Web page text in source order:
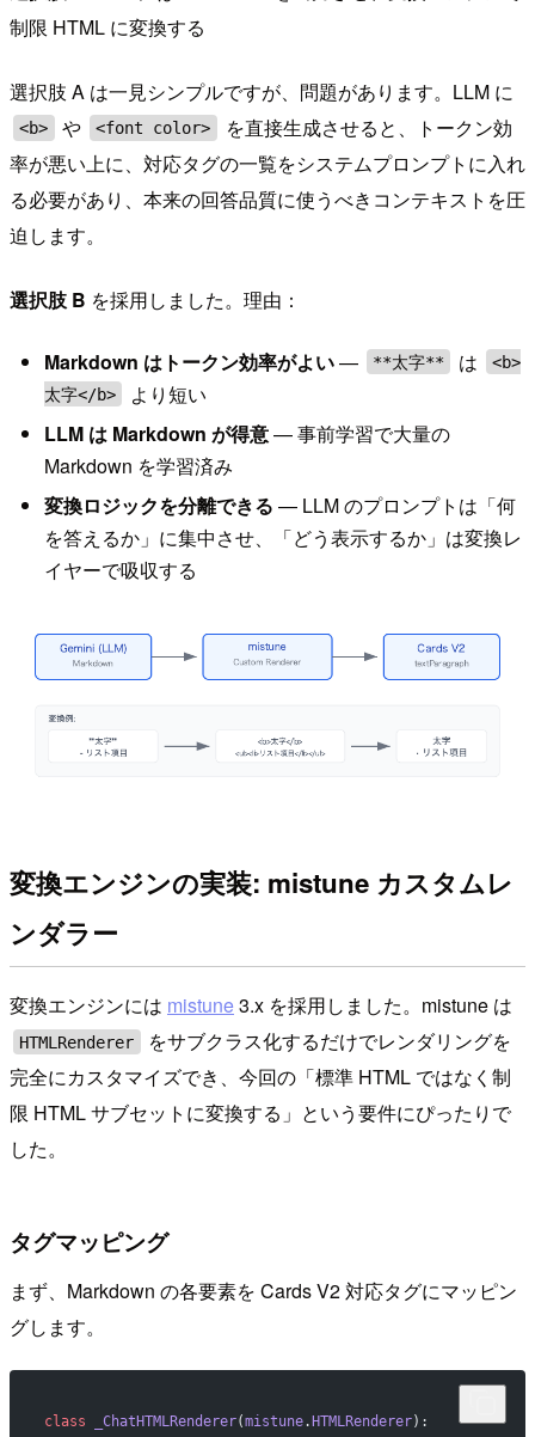
制限 HTML に変換する
選択肢 A は一見シンプルですが、問題があります。LLM に
<b> や <font color>
を直接生成させると、トークン効
率が悪い上に、対応タグの一覧をシステムプロンプトに入れ
る必要があり、本来の回答品質に使うべきコンテキストを圧
迫します。
選択肢 B を採用しました。理由：
Markdown はトークン効率がよい— **太字** は
<b>
太字</b>
より短い
LLM は Markdown が得意— 事前学習で大量の
Markdown を学習済み
変換ロジックを分離できる — LLM のプロンプトは「何
を答えるか」に集中させ、「どう表示するか」は変換レ
イヤーで吸収する
変換エンジンの実装: mistune カスタムレ
ンダラー
変換エンジンには mistune3.x を採用しました。mistune は
HTMLRenderer
をサブクラス化するだけでレンダリングを
完全にカスタマイズでき、今回の「標準 HTML ではなく制
限 HTML サブセットに変換する」という要件にぴったりで
した。
タグマッピング
まず、Markdown の各要素を Cards V2 対応タグにマッピン
グします。
class _ChatHTMLRenderer(mistune. HTMLRenderer):